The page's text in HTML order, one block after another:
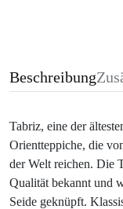
Beschreibung
Tabriz, eine der
Orientteppiche, die
der Welt reichen. Die
Qualität bekannt und
Seide geknüpft.